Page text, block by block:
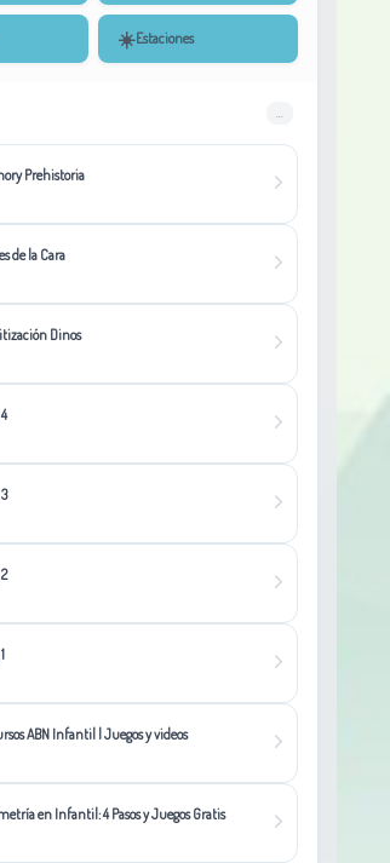
☀️Estaciones
Prehistoria
de la Cara
Dinos
ABN Infantil | Juegos y videos
en Infantil: 4 Pasos y Juegos Gratis